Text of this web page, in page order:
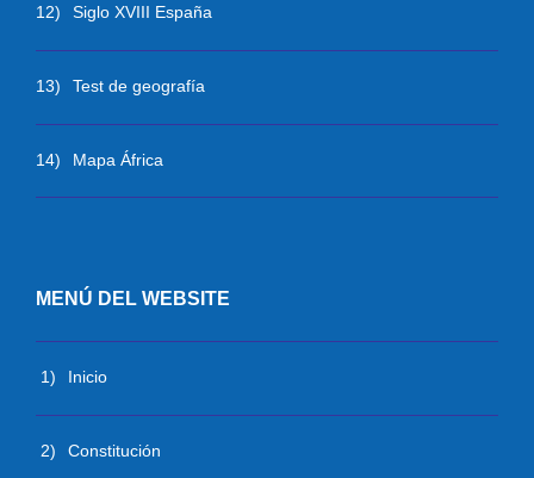
12) Siglo XVIII España
13) Test de geografía
14) Mapa África
MENÚ DEL WEBSITE
1) Inicio
2) Constitución